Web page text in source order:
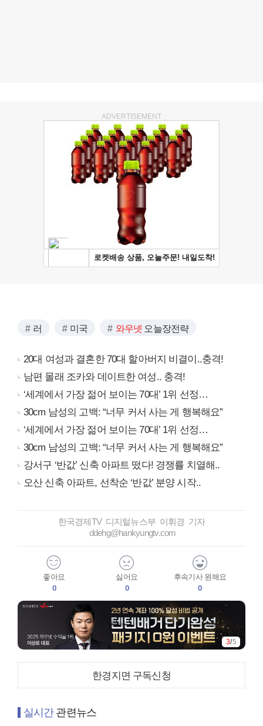
ADVERTISEMENT
러 미국 와우넷 오늘장전략
20대 여성과 결혼한 70대 할아버지 비결이..충격!
남편 몰래 조카와 데이트한 여성.. 충격!
‘세계에서 가장 젊어 보이는 70대’ 1위 선정…
30cm 남성의 고백: “너무 커서 사는 게 행복해요”
‘세계에서 가장 젊어 보이는 70대’ 1위 선정…
30cm 남성의 고백: “너무 커서 사는 게 행복해요”
강서구 ‘반값’ 신축 아파트 떴다! 경쟁률 치열해..
오산 신축 아파트, 선착순 ‘반값’ 분양 시작..
한국경제TV 디지털뉴스부 이휘경 기자
ddehg@hankyungtv.com
좋아요
0
싫어요
0
후속기사 원해요
0
3/5
한경지면 구독신청
실시간관련뉴스